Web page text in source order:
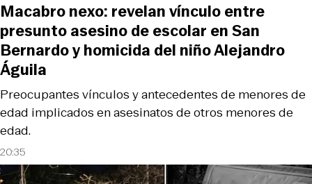
20:35
Preocupantes vínculos y antecedentes de menores de
edad implicados en asesinatos de otros menores de
edad.
Macabro nexo: revelan vínculo entre
presunto asesino de escolar en San
Bernardo y homicida del niño Alejandro
Águila